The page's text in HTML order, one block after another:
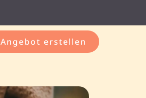
Angebot erstellen